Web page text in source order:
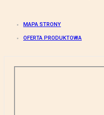
MAPA STRONY
OFERTA PRODUKTOWA